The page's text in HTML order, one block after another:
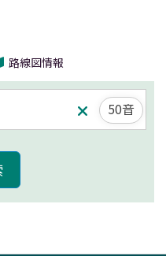
路線図情報
50音